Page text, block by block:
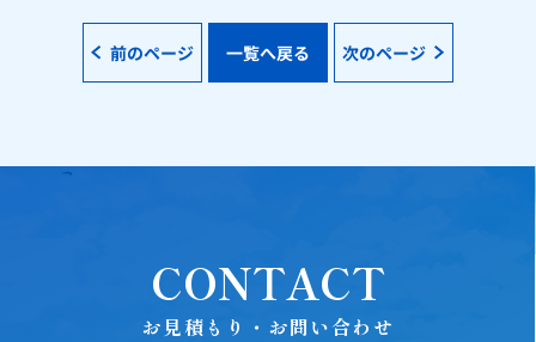
前のページ 一覧へ戻る 次のページ
CONTACT
お見積もり・お問い合わせ